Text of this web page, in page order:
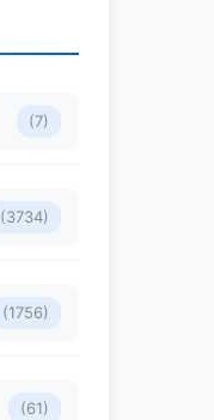
(7)
(3734)
(1756)
(61)